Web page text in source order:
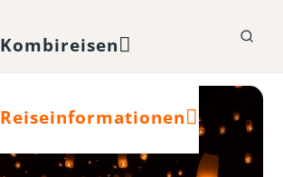
Kombireisen
Reiseinformationen